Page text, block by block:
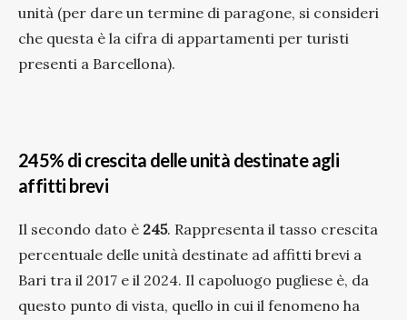
unità (per dare un termine di paragone, si consideri
che questa è la cifra di appartamenti per turisti
presenti a Barcellona).
245% di crescita delle unità destinate agli
affitti brevi
Il secondo dato è 245. Rappresenta il tasso crescita
percentuale delle unità destinate ad affitti brevi a
Bari tra il 2017 e il 2024. Il capoluogo pugliese è, da
questo punto di vista, quello in cui il fenomeno ha